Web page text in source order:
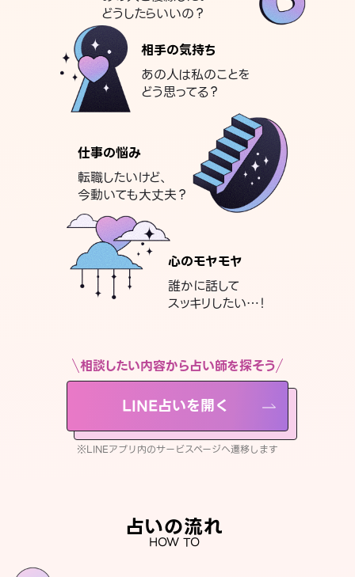
どうしたらいいの？
相手の気持ち
あの人は私のことを
どう思ってる？
仕事の悩み
転職したいけど、
今動いても大丈夫？
心のモヤモヤ
誰かに話して
スッキリしたい…！
相談したい内容から占い師を探そう
LINE占いを開く
※LINEアプリ内のサービスページへ遷移します
占いの流れ
HOW TO